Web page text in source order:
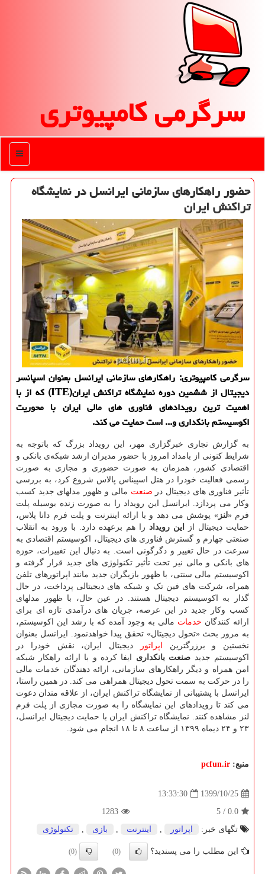
سرگرمی كامپیوتری
منو
حضور راهكارهای سازمانی ایرانسل در نمایشگاه
تراكنش ایران
سرگرمی کامپیوتری: راهکارهای سازمانی ایرانسل بعنوان اسپانسر
دیجیتال از ششمین دوره نمایشگاه تراکنش ایران(ITE) که از با
اهمیت ترین رویدادهای فناوری های مالی ایران با محوریت
اکوسیستم بانکداری و... است حمایت می کند.
به گزارش تجاری خبرگزاری مهر، این رویداد بزرگ که باتوجه به
شرایط کنونی از بامداد امروز با حضور مدیران ارشد شبکه‌ی بانکی و
اقتصادی کشور، همزمان به صورت حضوری و مجازی به صورت
رسمی فعالیت خودرا در هتل اسپیناس پالاس شروع کرد، به بررسی
تأثیر فناوری های دیجیتال در صنعت مالی و ظهور مدلهای جدید کسب
وکار می پردازد. ایرانسل این رویداد را به صورت زنده بوسیله پلت
فرم «لنز» پوشش می دهد و با ارائه اینترنت و پلت فرم دانا پلاس،
حمایت دیجیتال از
این رویداد را هم برعهده دارد. با ورود به انقلاب
صنعتی چهارم و گسترش فناوری های دیجیتال، اکوسیستم اقتصادی به
سرعت در حال تغییر و دگرگونی است. به دنبال این تغییرات، حوزه
های بانکی و مالی نیز تحت تأثیر تکنولوژی های جدید قرار گرفته و
اکوسیستم مالی سنتی، با ظهور بازیگران جدید مانند اپراتورهای تلفن
همراه، شرکت های فین تک و شبکه های دیجیتالی پرداخت، در حال
گذار به اکوسیستم دیجیتال هستند. در عین حال، با ظهور مدلهای
کسب وکار جدید در این عرصه، جریان های درآمدی تازه ای برای
ارائه کنندگان خدمات مالی به وجود آمده که با رشد این اکوسیستم،
به مرور بحث «تحول دیجیتال» تحقق پیدا خواهدنمود. ایرانسل بعنوان
نخستین و برزرگترین اپراتور
دیجیتال ایران، نقش خودرا در
اکوسیستم جدید صنعت بانکداری ایفا کرده و با ارائه راهکار شبکه
امن همراه و دیگر راهکارهای سازمانی، ارائه دهندگان خدمات مالی
را در حرکت به سمت تحول دیجیتال همراهی می کند. در همین راستا،
ایرانسل با پشتیبانی از نمایشگاه تراکنش ایران، از علاقه مندان دعوت
می کند تا رویدادهای این نمایشگاه را به صورت مجازی از پلت فرم
لنز مشاهده کنند. نمایشگاه تراکنش ایران با حمایت دیجیتال ایرانسل،
۲۳ و ۲۴ دیماه ۱۳۹۹ از ساعت ۸ تا ۱۸ انجام می شود.
منبع: pcfun.ir
1399/10/25
13:33:30
0.0
/
5
1283
تگهای خبر:
اپراتور , اینترنت , بازی , تكنولوژی
این مطلب را می پسندید؟ (0)
(0)